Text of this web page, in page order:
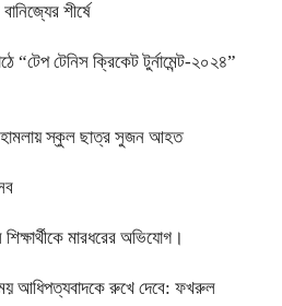
শীর্ষে
“টেপ টেনিস ক্রিকেট টুর্নামেন্ট-২০২৪”
হামলায় স্কুল ছাত্র সুজন আহত
মারধরের অভিযোগ।
আধিপত্যবাদকে রুখে দেবে: ফখরুল